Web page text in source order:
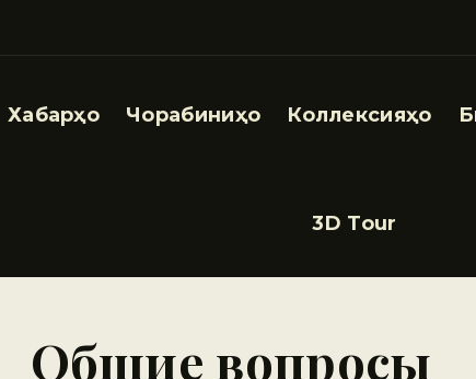
Хабарҳо Чорабиниҳо Коллексияҳо
3D Tour
Общие вопросы